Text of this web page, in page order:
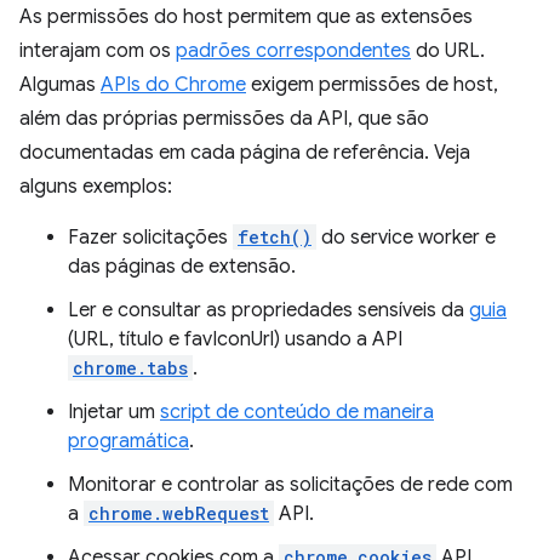
As permissões do host permitem que as extensões
interajam com os padrões correspondentes do URL.
Algumas APIs do Chrome exigem permissões de host,
além das próprias permissões da API, que são
documentadas em cada página de referência. Veja
alguns exemplos:
Fazer solicitações fetch() do service worker e
das páginas de extensão.
Ler e consultar as propriedades sensíveis da guia
(URL, título e favIconUrl) usando a API
chrome.tabs .
Injetar um script de conteúdo de maneira
programática.
Monitorar e controlar as solicitações de rede com
a chrome.webRequest API.